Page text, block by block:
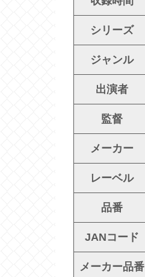
シリーズ
ジャンル
出演者
監督
メーカー
レーベル
品番
JANコード
メーカー品番